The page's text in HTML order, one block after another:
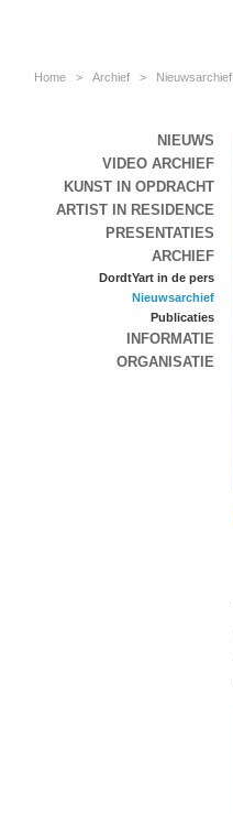
Home > Archief > Nieuwsarchief
NIEUWS
VIDEO ARCHIEF
KUNST IN OPDRACHT
ARTIST IN RESIDENCE
PRESENTATIES
ARCHIEF
DordtYart in de pers
Nieuwsarchief
Publicaties
INFORMATIE
ORGANISATIE